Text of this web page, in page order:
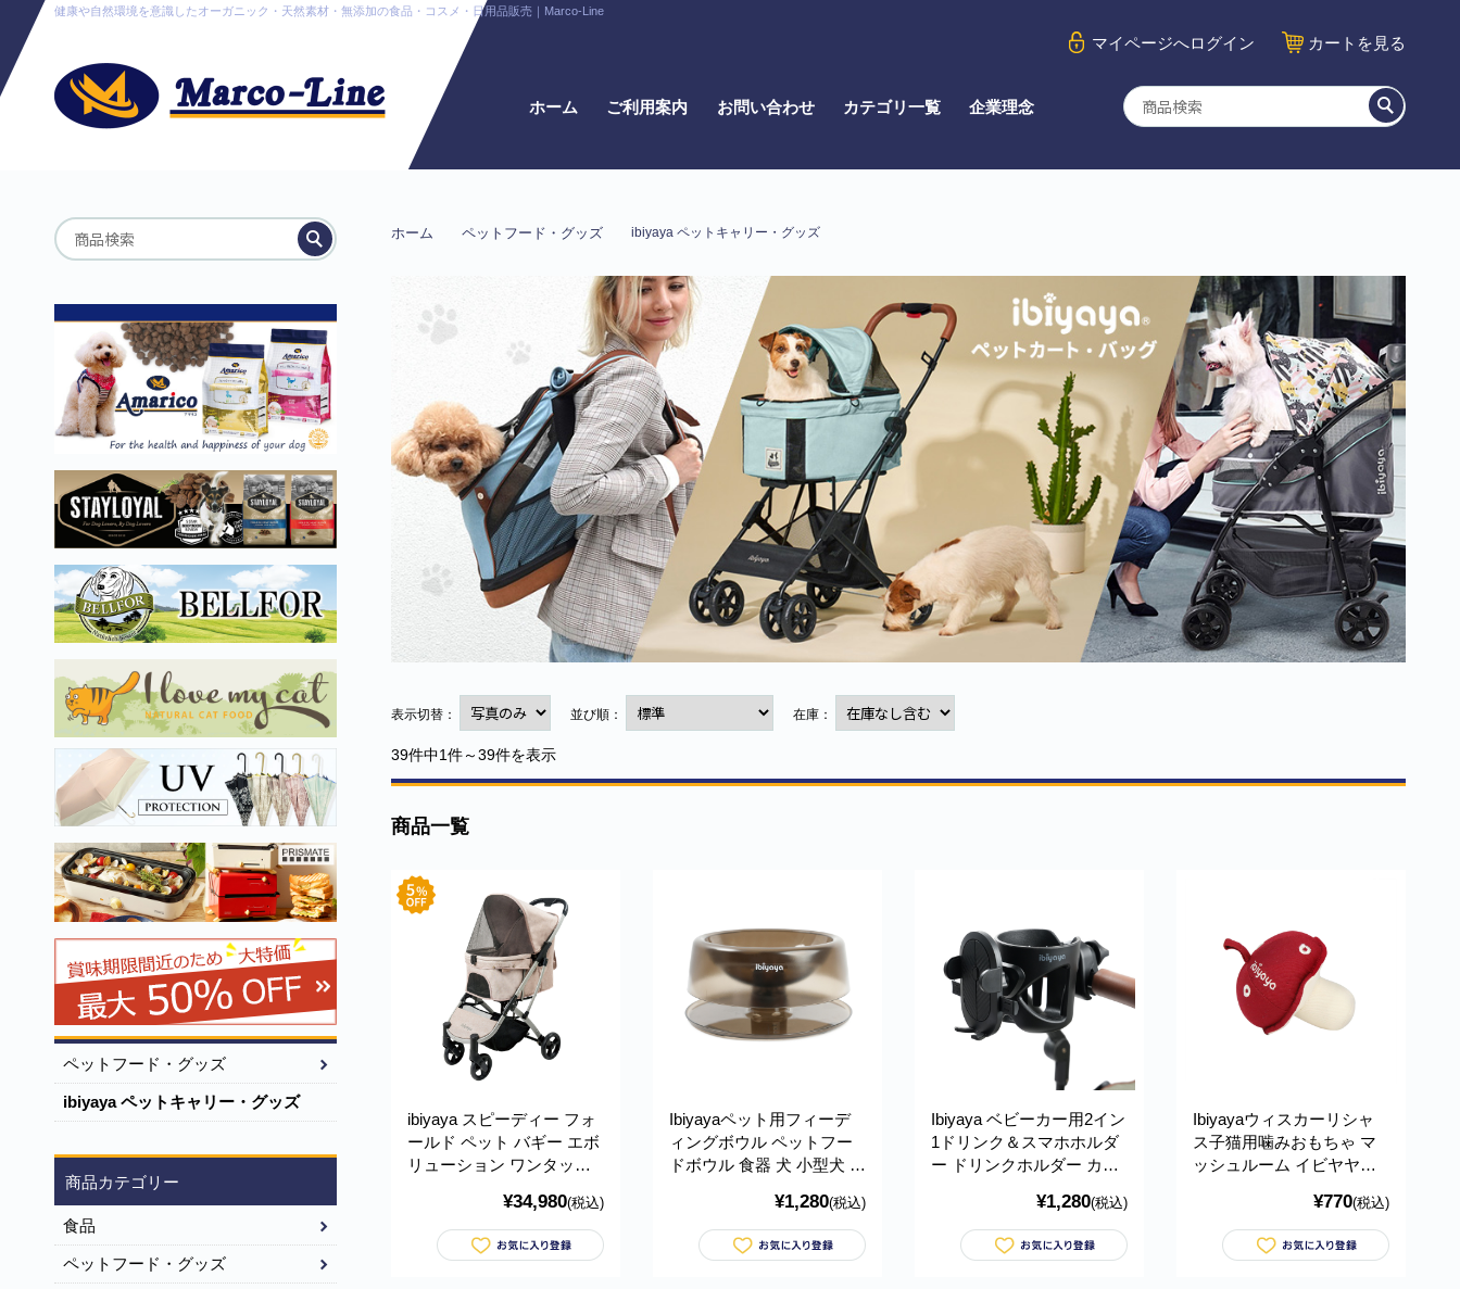
健康や自然環境を意識したオーガニック・天然素材・無添加の食品・コスメ・日用品販売｜Marco-Line
マイページへログイン カート を見る
ホーム ご利用案内 お問い合わせ カテゴリ一覧 企業理念
ホーム ペットフード・グッズ ibiyaya ペットキャリー・グッズ
表示切替： 並び順： 在庫：
39件中1件～39件を表示
商品一覧
ibiyaya スピーディー フォ
ールド ペット バギー エボ
リューション ワンタッチ
量7kg 多頭 中型犬 小型犬
Speedy Fold イビヤヤ
FS2470-T
¥34,980(税込)
Ibiyayaペット用フィーデ
ィングボウル ペットフー
ドボウル 食器 犬 小型犬 猫
調節 0度から22度までの傾
斜角度調節が可能 イビヤ
ヤ FP0005
¥1,280(税込)
Ibiyaya ベビーカー用2イン
1ドリンク＆スマホホルダ
ー ドリンクホルダー カッ
ー 携帯電話ホルダー バギ
ー ハンドル 2カップ イビ
ヤヤ FP0010
¥1,280(税込)
Ibiyayaウィスカーリシャ
ス子猫用噛みおもちゃ マ
ッシュルーム イビヤヤ
¥770(税込)
ペットフード・グッズ
ibiyaya ペットキャリー・グッズ
商品カテゴリー
食品
ペットフード・グッズ